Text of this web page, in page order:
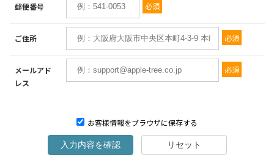
郵便番号 必須
ご住所 必須
メールアド
レス
必須
お客様情報をブラウザに保存する
入力内容を確認 リセット